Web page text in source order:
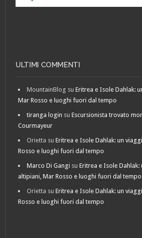
ULTIMI COMMENTI
MountainBlog suEritrea e Isole Dahlak:
Mar Rosso e luoghi fuori dal tempo
tiranga login suEscursionista trovato
Courmayeur
Orietta suEritrea e Isole Dahlak: un
Rosso e luoghi fuori dal tempo
Marco Di Gangi suEritrea e Isole
altipiani, Mar Rosso e luoghi fuori dal tempo
Orietta suEritrea e Isole Dahlak: un
Rosso e luoghi fuori dal tempo